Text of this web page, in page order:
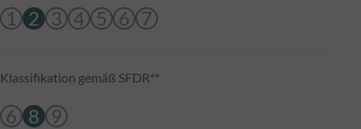
1 2 3 4 5 6 7
Klassifikation gemäß SFDR**
6 8 9